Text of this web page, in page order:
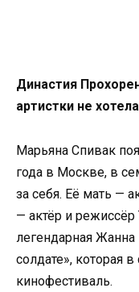
Династия
артистки не
Марьяна Спивак
года в Москве, в
за себя. Её мать —
— актёр и
легендарная
солдате», которая
кинофестиваль.